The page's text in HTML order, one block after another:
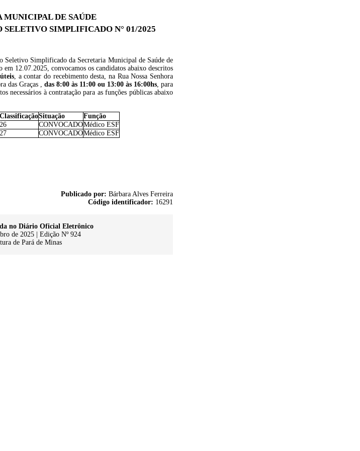
MUNICIPAL DE SAÚDE
SELETIVO SIMPLIFICADO N° 01/2025
Seletivo Simplificado da Secretaria Municipal de Saúde de
12.07.2025, convocamos os candidatos abaixo descritos
, a contar do recebimento desta, na Rua Nossa Senhora
das Graças , das 8:00 às 11:00 ou 13:00 às 16:00hs, para
necessários à contratação para as funções públicas abaixo
ClassificaçãoSituação
Função
26 CONVOCADOMédico ESF
27 CONVOCADOMédico ESF
Publicado por: Bárbara Alves Ferreira
Código identificador: 16291
no Diário Oficial Eletrônico
de 2025 | Edição Nº 924
de Pará de Minas